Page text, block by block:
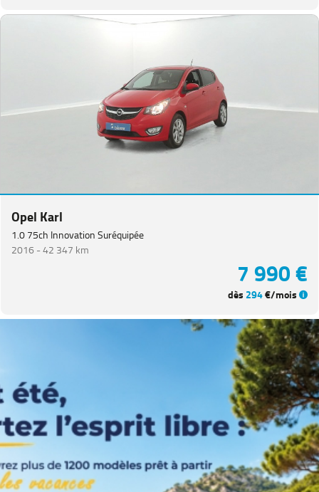
Opel Karl
1.0 75ch Innovation Suréquipée
2016 -42 347 km
7 990 €
dès 294€/mois